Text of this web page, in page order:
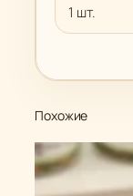
1 шт.
Похожие